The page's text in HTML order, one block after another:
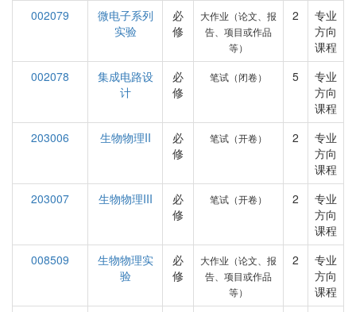
002079
微电子系列
实验
必
修
大作业（论文、报
告、项目或作品
等）
2
专业
方向
课程
002078
集成电路设
计
必
修
笔试（闭卷） 5
专业
方向
课程
203006
生物物理II
必
修
笔试（开卷） 2
专业
方向
课程
203007
生物物理III
必
修
笔试（开卷） 2
专业
方向
课程
008509
生物物理实
验
必
修
大作业（论文、报
告、项目或作品
等）
2
专业
方向
课程